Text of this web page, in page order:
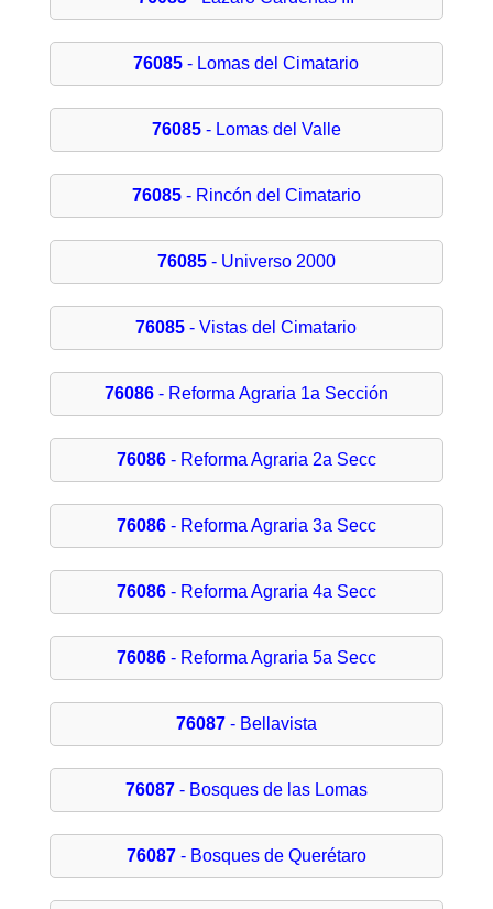
76085 - Lomas del Cimatario
76085- Lomas del Valle
76085- Rincón del Cimatario
76085- Universo 2000
76085 - Vistas del Cimatario
76086- Reforma Agraria 1a Sección
76086- Reforma Agraria 2a Secc
76086- Reforma Agraria 3a Secc
76086- Reforma Agraria 4a Secc
76086- Reforma Agraria 5a Secc
76087- Bellavista
76087- Bosques de las Lomas
76087- Bosques de Querétaro